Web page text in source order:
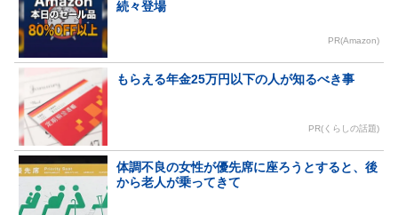
続々登場
PR(Amazon)
もらえる年金25万円以下の人が知るべき事
PR(くらしの話題)
体調不良の女性が優先席に座ろうとすると、後
から老人が乗ってきて